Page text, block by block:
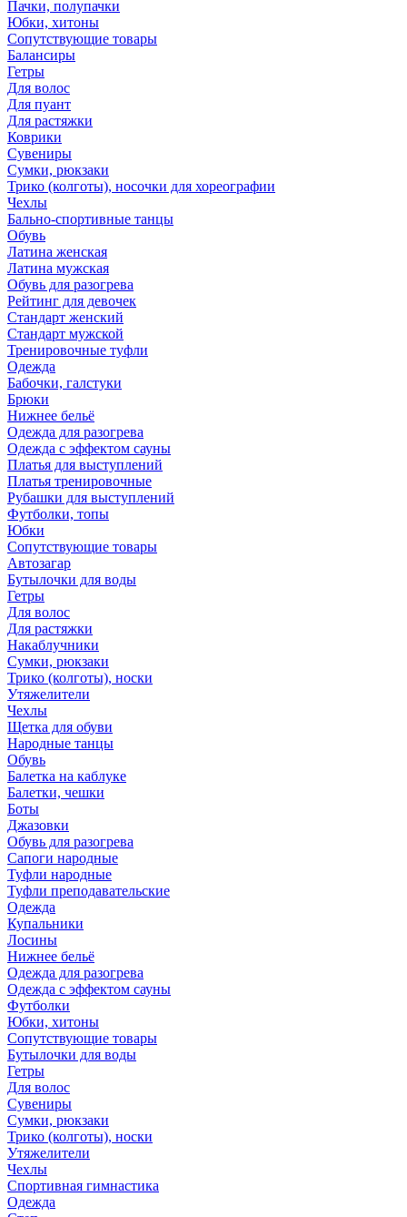
Пачки, полупачки
Юбки, хитоны
Сопутствующие товары
Балансиры
Гетры
Для волос
Для пуант
Для растяжки
Коврики
Сувениры
Сумки, рюкзаки
Трико (колготы), носочки для хореографии
Чехлы
Бально-спортивные танцы
Обувь
Латина женская
Латина мужская
Обувь для разогрева
Рейтинг для девочек
Стандарт женский
Стандарт мужской
Тренировочные туфли
Одежда
Бабочки, галстуки
Брюки
Нижнее бельё
Одежда для разогрева
Одежда с эффектом сауны
Платья для выступлений
Платья тренировочные
Рубашки для выступлений
Футболки, топы
Юбки
Сопутствующие товары
Автозагар
Бутылочки для воды
Гетры
Для волос
Для растяжки
Накаблучники
Сумки, рюкзаки
Трико (колготы), носки
Утяжелители
Чехлы
Щетка для обуви
Народные танцы
Обувь
Балетка на каблуке
Балетки, чешки
Боты
Джазовки
Обувь для разогрева
Сапоги народные
Туфли народные
Туфли преподавательские
Одежда
Купальники
Лосины
Нижнее бельё
Одежда для разогрева
Одежда с эффектом сауны
Футболки
Юбки, хитоны
Сопутствующие товары
Бутылочки для воды
Гетры
Для волос
Сувениры
Сумки, рюкзаки
Трико (колготы), носки
Утяжелители
Чехлы
Спортивная гимнастика
Одежда